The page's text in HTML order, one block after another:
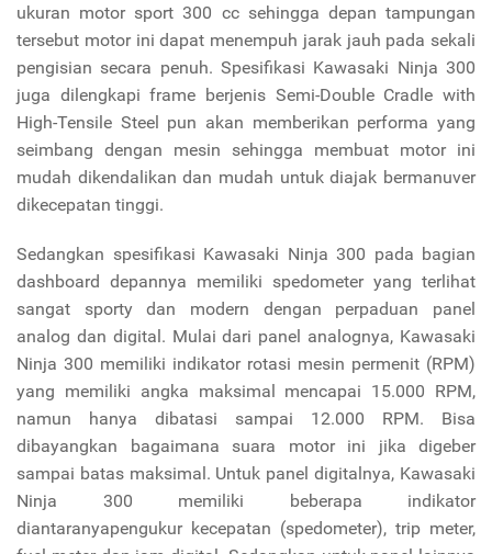
ukuran motor sport 300 cc sehingga depan tampungan
tersebut motor ini dapat menempuh jarak jauh pada sekali
pengisian secara penuh. Spesifikasi Kawasaki Ninja 300
juga dilengkapi frame berjenis Semi-Double Cradle with
High-Tensile Steel pun akan memberikan performa yang
seimbang dengan mesin sehingga membuat motor ini
mudah dikendalikan dan mudah untuk diajak bermanuver
dikecepatan tinggi.
Sedangkan spesifikasi Kawasaki Ninja 300 pada bagian
dashboard depannya memiliki spedometer yang terlihat
sangat sporty dan modern dengan perpaduan panel
analog dan digital. Mulai dari panel analognya, Kawasaki
Ninja 300 memiliki indikator rotasi mesin permenit (RPM)
yang memiliki angka maksimal mencapai 15.000 RPM,
namun hanya dibatasi sampai 12.000 RPM. Bisa
dibayangkan bagaimana suara motor ini jika digeber
sampai batas maksimal. Untuk panel digitalnya, Kawasaki
Ninja 300 memiliki beberapa indikator
diantaranyapengukur kecepatan (spedometer), trip meter,